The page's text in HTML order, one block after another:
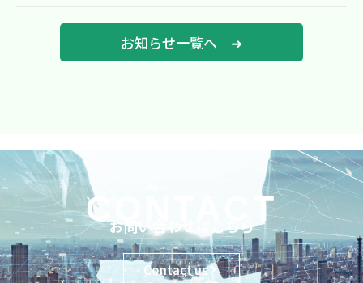
お知らせ一覧へ ➜
CONTACT
お問い合わせはこちら
Contact us